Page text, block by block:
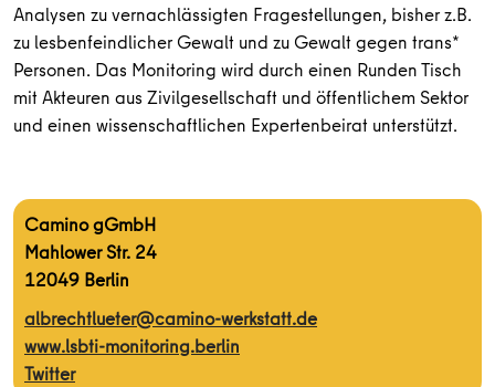
Analysen zu vernachlässigten Fragestellungen, bisher z.B.
zu lesbenfeindlicher Gewalt und zu Gewalt gegen trans*
Personen. Das Monitoring wird durch einen Runden Tisch
mit Akteuren aus Zivilgesellschaft und öffentlichem Sektor
und einen wissenschaftlichen Expertenbeirat unterstützt.
Camino gGmbH
Mahlower Str. 24
12049 Berlin
albrechtlueter@camino-werkstatt.de
www.lsbti-monitoring.berlin
Twitter